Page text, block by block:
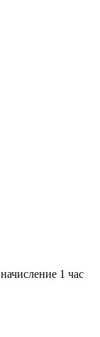
начисление 1 час